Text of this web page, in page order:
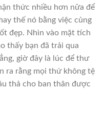
thức nhiều hơn nữa để
thế nó bằng việc củng
đẹp. Nhìn vào mặt tích
thấy bạn đã trải qua
giờ đây là lúc để thư
ra rằng mọi thứ không tệ
thả cho ban thân được